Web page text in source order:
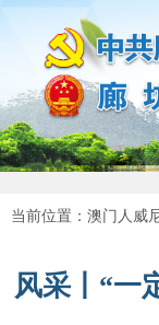
当前位置： 澳门人威
风采丨“一